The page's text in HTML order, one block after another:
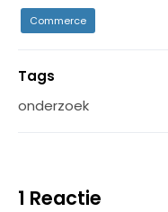
Commerce
Tags
onderzoek
1 Reactie